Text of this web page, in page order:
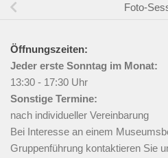
Foto-
Öffnungszeiten:
Jeder erste Sonntag im Monat:
13:30 - 17:30 Uhr
Sonstige Termine:
nach individueller Vereinbarung
Bei Interesse an einem
Gruppenführung kontaktieren Sie